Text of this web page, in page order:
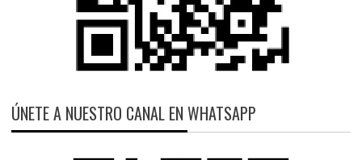
ÚNETE A NUESTRO CANAL EN WHATSAPP